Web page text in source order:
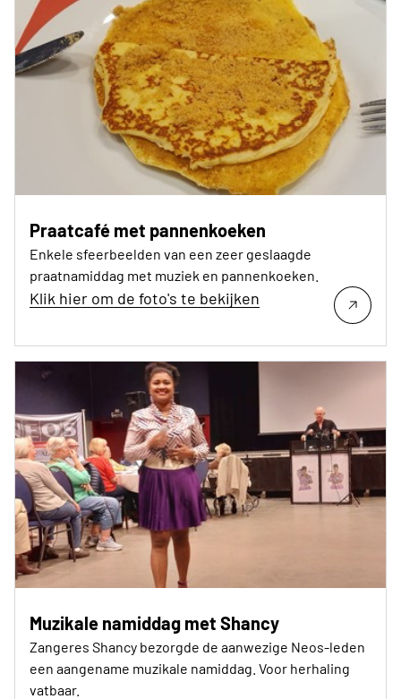
Praatcafé met pannenkoeken
Enkele sfeerbeelden van een zeer geslaagde
praatnamiddag met muziek en pannenkoeken.
Klik hier om de foto's te bekijken
Muzikale namiddag met Shancy
Zangeres Shancy bezorgde de aanwezige Neos-leden
een aangename muzikale namiddag. Voor herhaling
vatbaar.